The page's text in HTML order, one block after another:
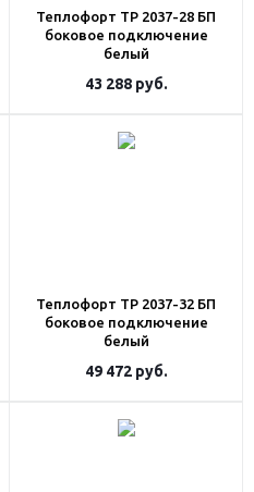
Теплофорт ТР 2037-28 БП
боковое подключение
белый
43 288руб.
Теплофорт ТР 2037-32 БП
боковое подключение
белый
49 472руб.